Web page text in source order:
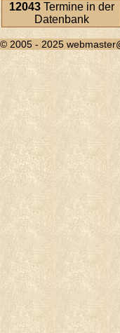
12043Termine in der
Datenbank
© 2005 - 2025